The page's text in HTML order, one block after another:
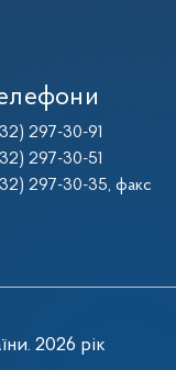
297-30-91
297-30-51
297-30-35, факс
2026 рік